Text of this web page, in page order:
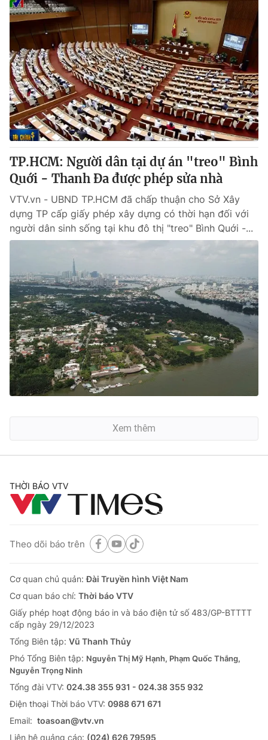
TP.HCM: Người dân tại dự án "treo" Bình
Quới - Thanh Đa được phép sửa nhà
VTV.vn - UBND TP.HCM đã chấp thuận cho Sở Xây
dựng TP cấp giấy phép xây dựng có thời hạn đối với
người dân sinh sống tại khu đô thị "treo" Bình Quới -...
Xem thêm
THỜI BÁO VTV
Theo dõi báo trên
Cơ quan chủ quản:Đài Truyền hình Việt Nam
Cơ quan báo chí: Thời báo VTV
Giấy phép hoạt động báo in và báo điện tử số 483/GP-BTTTT
cấp ngày 29/12/2023
Tổng Biên tập: Vũ Thanh Thủy
Phó Tổng Biên tập: Nguyễn Thị Mỹ Hạnh, Phạm Quốc Thắng,
Nguyễn Trọng Ninh
Tổng đài VTV: 024.38 355 931 - 024.38 355 932
Ðiện thoại Thời báo VTV: 0988 671 671
Email: toasoan@vtv.vn
Liên hệ quảng cáo: (024) 626 79595